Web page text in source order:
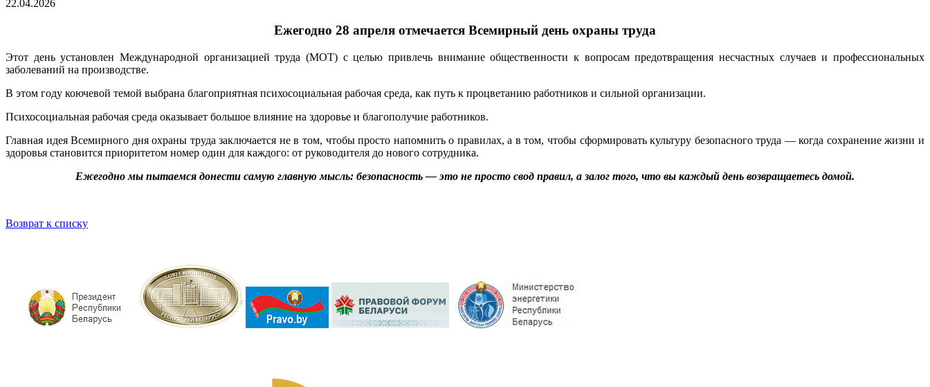
22.04.2026
Ежегодно 28 апреля отмечается Всемирный день охраны труда
Этот день установлен Международной организацией труда (МОТ) с целью привлечь внимание общественности к вопросам предотвращения несчастных случаев и профессиональных
заболеваний на производстве.
В этом году коючевой темой выбрана благоприятная психосоциальная рабочая среда, как путь к процветанию работников и сильной организации.
Психосоциальная рабочая среда оказывает большое влияние на здоровье и благополучие работников.
Главная идея Всемирного дня охраны труда заключается не в том, чтобы просто напомнить о правилах, а в том, чтобы сформировать культуру безопасного труда — когда сохранение жизни и
здоровья становится приоритетом номер один для каждого: от руководителя до нового сотрудника.
Ежегодно мы пытаемся донести самую главную мысль: безопасность — это не просто свод правил, а залог того, что вы каждый день возвращаетесь домой.
Возврат к списку